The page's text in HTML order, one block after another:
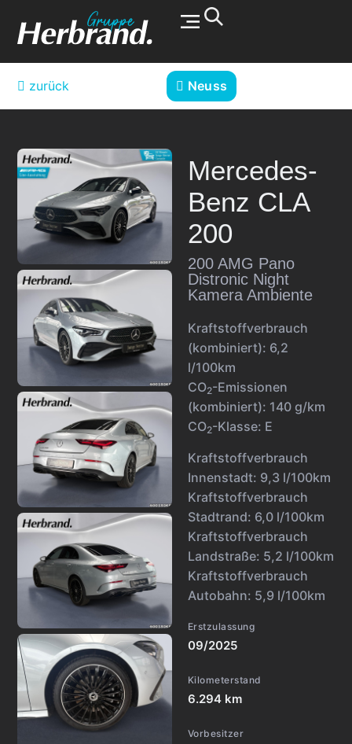
zurück Neuss
Mercedes-
Benz CLA
200
200 AMG Pano
Distronic Night
Kamera Ambiente
Kraftstoffverbrauch
(kombiniert): 6,2
l/100km
CO2-Emissionen
(kombiniert): 140 g/km
CO2-Klasse: E
Kraftstoffverbrauch
Innenstadt: 9,3 l/100km
Kraftstoffverbrauch
Stadtrand: 6,0 l/100km
Kraftstoffverbrauch
Landstraße: 5,2 l/100km
Kraftstoffverbrauch
Autobahn: 5,9 l/100km
Erstzulassung
09/2025
Kilometerstand
6.294 km
Vorbesitzer